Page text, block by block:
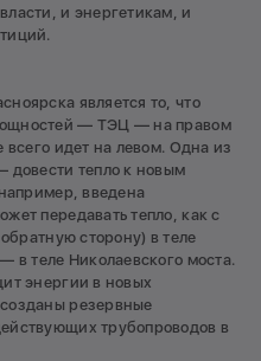
и энергетикам, и
является то, что
— ТЭЦ — на правом
всего идет на левом. Одна из
довести тепло к новым
введена
передавать тепло, как с
сторону) в теле
в теле Николаевского моста.
энергии в новых
резервные
трубопроводов в